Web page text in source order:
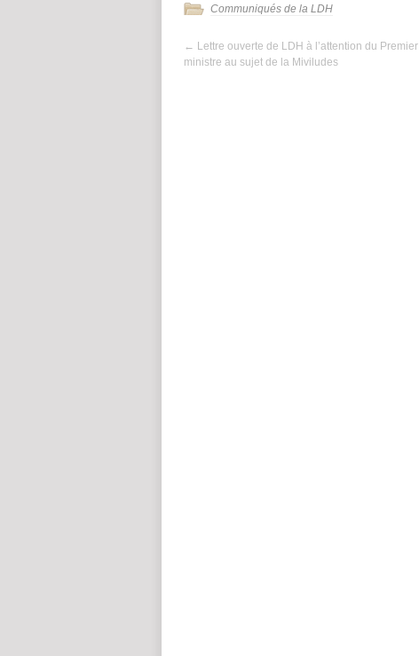
Communiqués de la LDH
← Lettre ouverte de LDH à l’attention du Premier
ministre au sujet de la Miviludes